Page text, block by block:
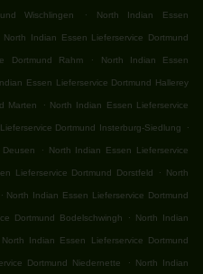
Wischlingen . North Indian Essen
North Indian Essen Lieferservice Dortmund
Dortmund Rahm . North Indian Essen
Essen Lieferservice Dortmund Hallerey
Marten . North Indian Essen Lieferservice
Dortmund Insterburg-Siedlung .
. North Indian Essen Lieferservice
Lieferservice Dortmund Dorstfeld . North
. North Indian Essen Lieferservice Dortmund
Dortmund Bodelschwingh . North Indian
North Indian Essen Lieferservice Dortmund
Dortmund Niedernette . North Indian